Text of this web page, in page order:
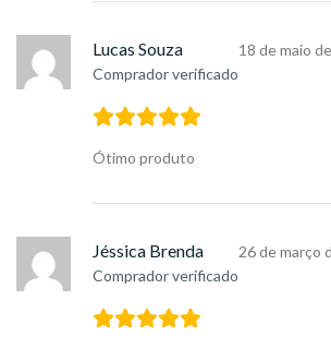
Lucas Souza
Comprador verificado
18 de maio
Ótimo produto
Jéssica Brenda
Comprador verificado
26 de março